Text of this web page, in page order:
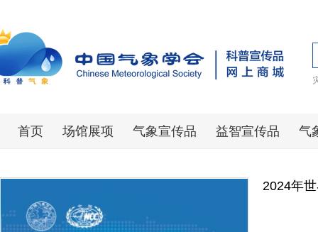
首页 场馆展项 气象宣传品 益智宣传品 气
2024年